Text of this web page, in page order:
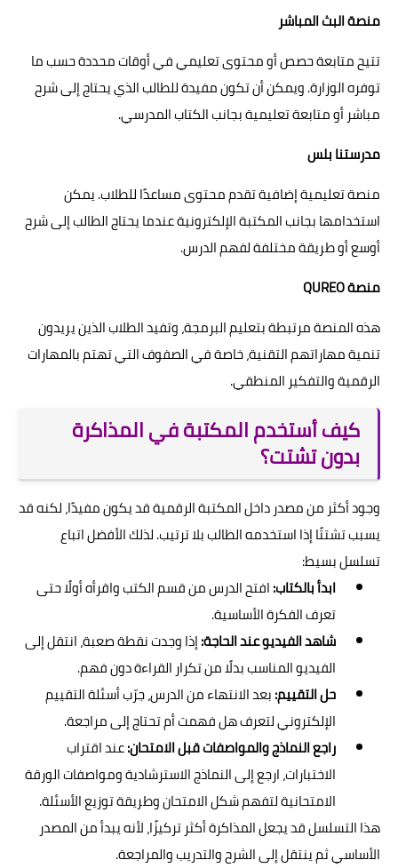
منصة البث المباشر
تتيح متابعة حصص أو محتوى تعليمي في أوقات محددة حسب ما
توفره الوزارة. ويمكن أن تكون مفيدة للطالب الذي يحتاج إلى شرح
مباشر أو متابعة تعليمية بجانب الكتاب المدرسي.
مدرستنا بلس
منصة تعليمية إضافية تقدم محتوى مساعدًا للطلاب. يمكن
استخدامها بجانب المكتبة الإلكترونية عندما يحتاج الطالب إلى شرح
أوسع أو طريقة مختلفة لفهم الدرس.
منصة QUREO
هذه المنصة مرتبطة بتعليم البرمجة، وتفيد الطلاب الذين يريدون
تنمية مهاراتهم التقنية، خاصة في الصفوف التي تهتم بالمهارات
الرقمية والتفكير المنطقي.
كيف أستخدم المكتبة في المذاكرة
بدون تشتت؟
وجود أكثر من مصدر داخل المكتبة الرقمية قد يكون مفيدًا، لكنه قد
يسبب تشتتًا إذا استخدمه الطالب بلا ترتيب. لذلك الأفضل اتباع
تسلسل بسيط:
ابدأ بالكتاب:افتح الدرس من قسم الكتب واقرأه أولًا حتى
تعرف الفكرة الأساسية.
شاهد الفيديو عند الحاجة:إذا وجدت نقطة صعبة، انتقل إلى
الفيديو المناسب بدلًا من تكرار القراءة دون فهم.
حل التقييم:بعد الانتهاء من الدرس، جرّب أسئلة التقييم
الإلكتروني لتعرف هل فهمت أم تحتاج إلى مراجعة.
راجع النماذج والمواصفات قبل الامتحان:عند اقتراب
الاختبارات، ارجع إلى النماذج الاسترشادية ومواصفات الورقة
الامتحانية لتفهم شكل الامتحان وطريقة توزيع الأسئلة.
هذا التسلسل قد يجعل المذاكرة أكثر تركيزًا، لأنه يبدأ من المصدر
الأساسي ثم ينتقل إلى الشرح والتدريب والمراجعة.